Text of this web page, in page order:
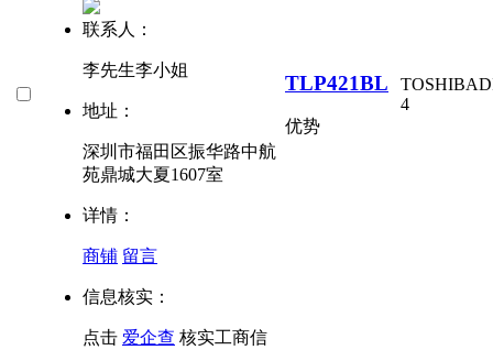
联系人：
李先生李小姐
地址：
深圳市福田区振华路中航
苑鼎城大夏1607室
详情：
商铺 留言
信息核实：
点击 爱企查 核实工商信
TLP421BL
优势
TOSHIBA
4